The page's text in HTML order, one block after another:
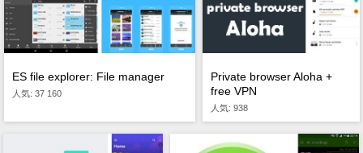
ES file explorer: File manager
人気: 37 160
Private browser Aloha +
free VPN
人気: 938